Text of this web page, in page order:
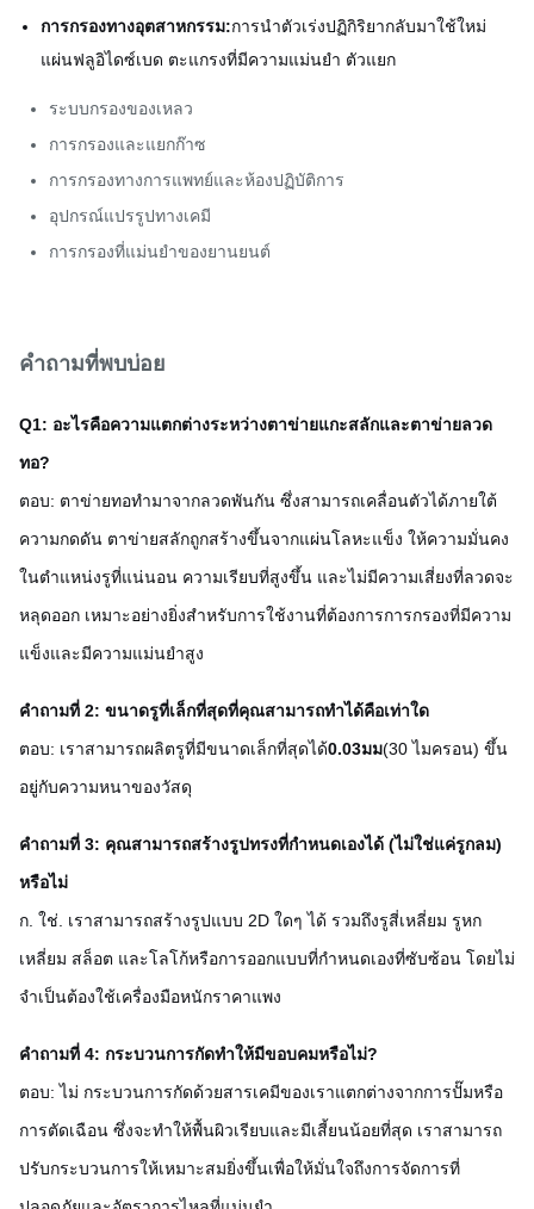
การกรองทางอุตสาหกรรม:การนำตัวเร่งปฏิกิริยากลับมาใช้ใหม่
แผ่นฟลูอิไดซ์เบด ตะแกรงที่มีความแม่นยำ ตัวแยก
ระบบกรองของเหลว
การกรองและแยกก๊าซ
การกรองทางการแพทย์และห้องปฏิบัติการ
อุปกรณ์แปรรูปทางเคมี
การกรองที่แม่นยำของยานยนต์
คำถามที่พบบ่อย
Q1: อะไรคือความแตกต่างระหว่างตาข่ายแกะสลักและตาข่ายลวด
ทอ?
ตอบ: ตาข่ายทอทำมาจากลวดพันกัน ซึ่งสามารถเคลื่อนตัวได้ภายใต้
ความกดดัน ตาข่ายสลักถูกสร้างขึ้นจากแผ่นโลหะแข็ง ให้ความมั่นคง
ในตำแหน่งรูที่แน่นอน ความเรียบที่สูงขึ้น และไม่มีความเสี่ยงที่ลวดจะ
หลุดออก เหมาะอย่างยิ่งสำหรับการใช้งานที่ต้องการการกรองที่มีความ
แข็งและมีความแม่นยำสูง
คำถามที่ 2: ขนาดรูที่เล็กที่สุดที่คุณสามารถทำได้คือเท่าใด
ตอบ: เราสามารถผลิตรูที่มีขนาดเล็กที่สุดได้0.03มม(30 ไมครอน) ขึ้น
อยู่กับความหนาของวัสดุ
คำถามที่ 3: คุณสามารถสร้างรูปทรงที่กำหนดเองได้ (ไม่ใช่แค่รูกลม)
หรือไม่
ก. ใช่. เราสามารถสร้างรูปแบบ 2D ใดๆ ได้ รวมถึงรูสี่เหลี่ยม รูหก
เหลี่ยม สล็อต และโลโก้หรือการออกแบบที่กำหนดเองที่ซับซ้อน โดยไม่
จำเป็นต้องใช้เครื่องมือหนักราคาแพง
คำถามที่ 4: กระบวนการกัดทำให้มีขอบคมหรือไม่?
ตอบ: ไม่ กระบวนการกัดด้วยสารเคมีของเราแตกต่างจากการปั๊มหรือ
การตัดเฉือน ซึ่งจะทำให้พื้นผิวเรียบและมีเสี้ยนน้อยที่สุด เราสามารถ
ปรับกระบวนการให้เหมาะสมยิ่งขึ้นเพื่อให้มั่นใจถึงการจัดการที่